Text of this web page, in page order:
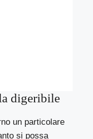
digeribile
un particolare
si possa